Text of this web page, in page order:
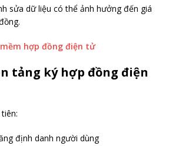
sửa dữ liệu có thể ảnh hưởng đến giá
hợp đồng điện tử
tảng ký hợp đồng điện
định danh người dùng